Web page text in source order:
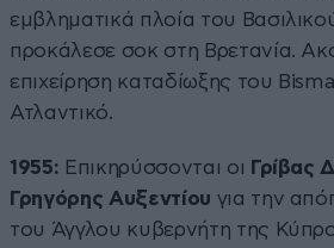
εμβληματικά πλοία του
προκάλεσε σοκ στη Βρετανία.
επιχείρηση καταδίωξης του
Ατλαντικό.
1955: Επικηρύσσονται οι Γρίβας
Γρηγόρης Αυξεντίου για την
του Άγγλου κυβερνήτη της